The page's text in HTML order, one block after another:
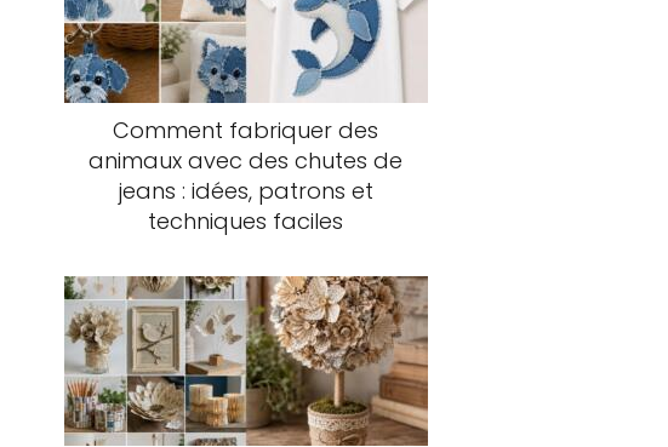
Comment fabriquer des
animaux avec des chutes de
jeans : idées, patrons et
techniques faciles